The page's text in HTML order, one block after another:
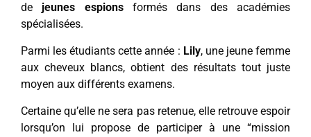
de jeunes espionsformés dans des académies
spécialisées.
Parmi les étudiants cette année : Lily, une jeune femme
aux cheveux blancs, obtient des résultats tout juste
moyen aux différents examens.
Certaine qu’elle ne sera pas retenue, elle retrouve espoir
lorsqu’on lui propose de participer à une “mission